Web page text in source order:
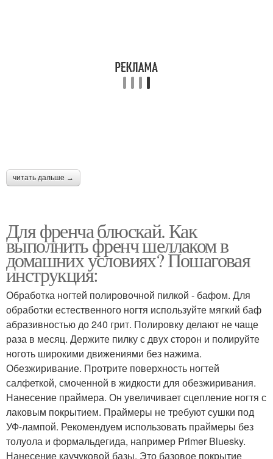
читать дальше →
Для френча блюскай. Как
выполнить френч шеллаком в
домашних условиях? Пошаговая
инструкция:
Обработка ногтей полировочной пилкой - бафом. Для
обработки естественного ногтя используйте мягкий баф
абразивностью до 240 грит. Полировку делают не чаще
раза в месяц. Держите пилку с двух сторон и полируйте
ноготь широкими движениями без нажима.
Обезжиривание. Протрите поверхность ногтей
салфеткой, смоченной в жидкости для обезжиривания.
Нанесение праймера. Он увеличивает сцепление ногтя с
лаковым покрытием. Праймеры не требуют сушки под
УФ-лампой. Рекомендуем использовать праймеры без
толуола и формальдегида, например Primer Bluesky.
Нанесение каучуковой базы. Это базовое покрытие